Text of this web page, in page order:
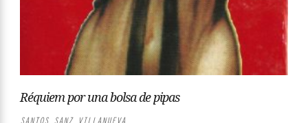
Réquiem por una bolsa de pipas
SANTOS SANZ VILLANUEVA